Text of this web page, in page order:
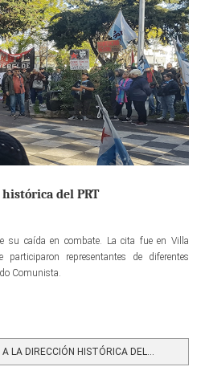
del PRT
su caída en combate. La cita fue en Villa
representantes de diferentes
Comunista.
LA DIRECCIÓN HISTÓRICA DEL...